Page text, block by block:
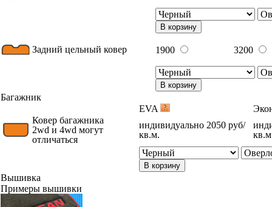
В корзину
Задний цельный ковер 1900 3200
В корзину
Багажник
EVA
Ковер багажника
2wd и 4wd могут
отличаться
индивидуально 2050 руб/
кв.м.
В корзину
Вышивка
Примеры вышивки